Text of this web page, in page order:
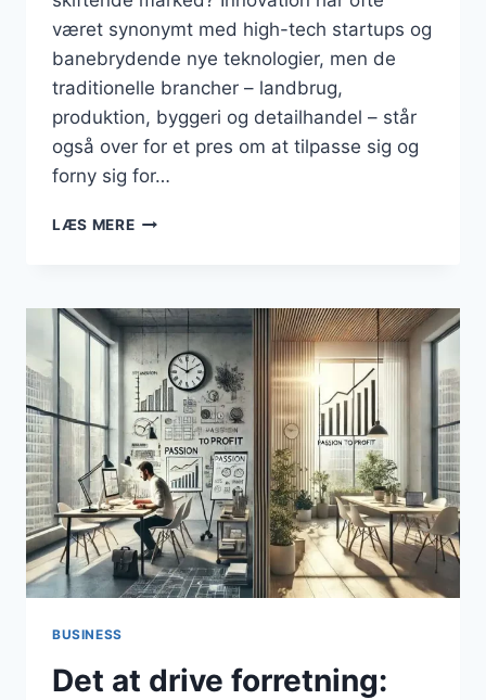
været synonymt med high-tech startups og
banebrydende nye teknologier, men de
traditionelle brancher – landbrug,
produktion, byggeri og detailhandel – står
også over for et pres om at tilpasse sig og
forny sig for…
LÆS MEREBUSINESS
TRADITIONELLE
BRANCHER
BUSINESS
Det at drive forretning: